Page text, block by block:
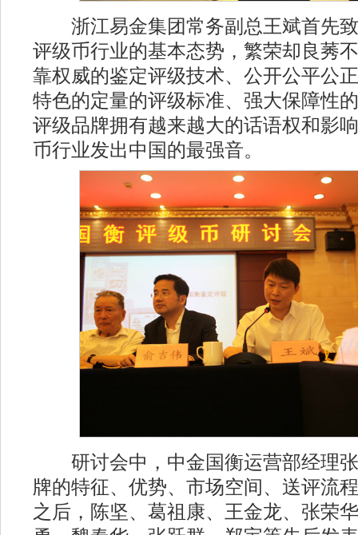
浙江易金集团常务副总王斌首先致
评级币行业的基本态势，繁荣却良莠
靠权威的鉴定评级技术、公开公平公
特色的定量的评级标准、强大保障性
评级品牌拥有越来越大的话语权和影
币行业发出中国的最强音。
研讨会中，中金国衡运营部经理张
牌的特征、优势、市场空间、送评流
之后，陈坚、葛祖康、王金龙、张荣